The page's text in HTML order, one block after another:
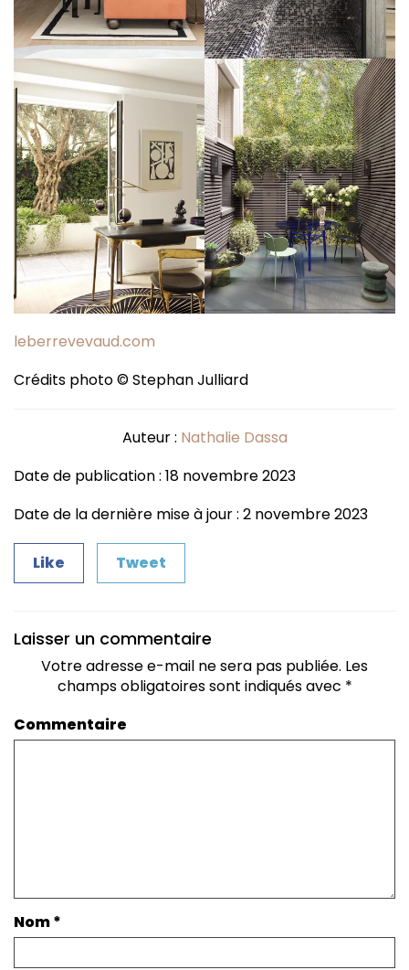
leberrevevaud.com
Crédits photo © Stephan Julliard
Auteur : Nathalie Dassa
Date de publication : 18 novembre 2023
Date de la dernière mise à jour : 2 novembre 2023
Like Tweet
Laisser un commentaire
Votre adresse e-mail ne sera pas publiée. Les
champs obligatoires sont indiqués avec *
Commentaire
Nom*